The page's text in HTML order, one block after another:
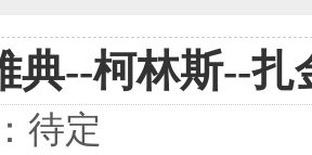
典--柯林斯--扎
待定